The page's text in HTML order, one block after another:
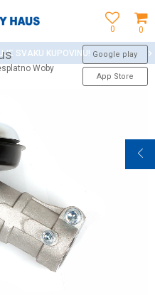
0
0
Woby
Google play
App Store
SVAKU KUPOVINU!